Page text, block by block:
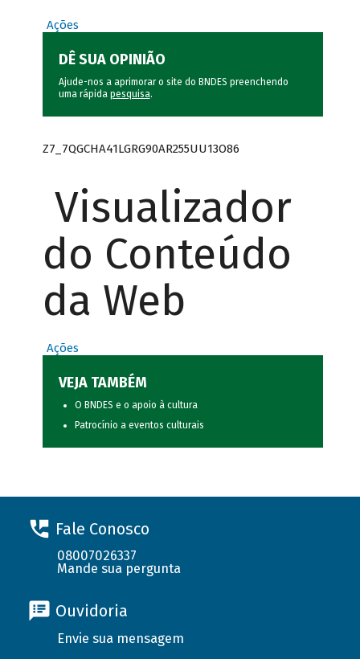
Ações
DÊ SUA OPINIÃO
Ajude-nos a aprimorar o site do BNDES preenchendo
uma rápida pesquisa.
Z7_7QGCHA41LGRG90AR255UU13O86
Visualizador
do Conteúdo
da Web
Ações
VEJA TAMBÉM
O BNDES e o apoio à cultura
Patrocínio a eventos culturais
Fale Conosco
08007026337
Mande sua pergunta
Ouvidoria
Envie sua mensagem